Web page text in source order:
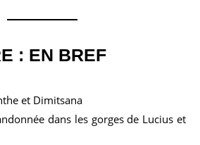
: EN BREF
et Dimitsana
dans les gorges de Lucius et